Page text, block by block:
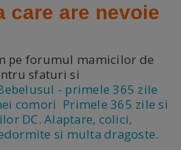
care are nevoie
pe forumul mamicilor de
sfaturi si
- primele 365 zile
comori Primele 365 zile si
DC. Alaptare, colici,
si multa dragoste.